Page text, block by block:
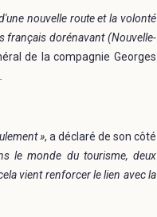
nouvelle route et la volonté
français dorénavant (Nouvelle-
de la compagnie Georges
», a déclaré de son côté
le monde du tourisme, deux
vient renforcer le lien avec la